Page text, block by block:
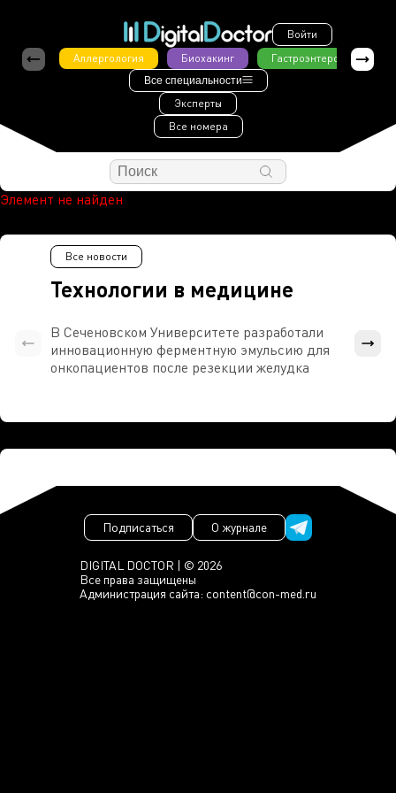
Войти
Аллергология
Биохакинг Гастроэнтерология
Все специальности
Эксперты
Все номера
Элемент не найден
Технологии в медицине
Все новости
В Сеченовском Университете разработали
инновационную ферментную эмульсию для
онкопациентов после резекции желудка
DIGITAL DOCTOR | © 2026
Все права защищены
Администрация сайта: content@con-med.ru
Подписаться О журнале